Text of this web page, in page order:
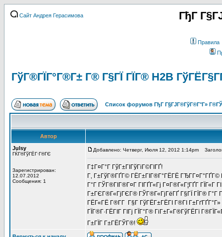
Сайт Андрея Герасимова ГђГ
Правила
ГўГ®ГЇГ°Г®Г± Г® Г§ГЇ ГЇГ® H2B
Список форумов ГђГ Г§ГЈГ®ГўГ®Г°Г»
Автор
Julsy
ГЌГ®ГўГЁГ·Г®ГЄ
Зарегистрирован:
12.07.2012
Сообщения: 1
Добавлено: Четверг, Июля 12, 2012 1:14pm
Г‡Г¤Г°Г ГўГ±ГІГўГіГ©ГІГҐ!
Г‚ Г±ГўГ®ГҐГ© ГЁГ±ГІГ®Г°ГЁГЁ ГЂГ­Г¤Г°ГҐГ©
Г°Г ГЎГ®ГІГ®Г¤Г ГІГҐГ«Гј Г¤Г®Г«Г¦ГҐГ­ ГЇГ«Г
Г±ГЄГ®Г«ГјГЄГ® ГЎГ®Г«ГјГёГҐ Г§ГЇ ГЇГ® Г°Г
ГЁГ«ГЁ Г®Г­Г Г§Г ГўГЁГ±ГЁГІ Г®ГІ
ГЇГ®Г·ГЁГІГ ГІГј ГЇГ°Г® ГіГ±Г«Г®ГўГЁГї
Г±ГЇГ Г±ГЁГЎГ®!